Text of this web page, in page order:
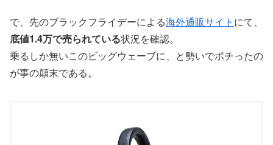
で、先のブラックフライデーによる海外通販サイト にて、
底値1.4万で売られている状況を確認。
乗るしか無いこのビッグウェーブに、と勢いでポチったの
が事の顛末である。